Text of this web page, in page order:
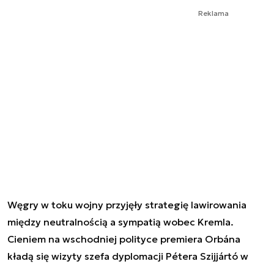
Reklama
Węgry w toku wojny przyjęły strategię lawirowania
między neutralnością a sympatią wobec Kremla.
Cieniem na wschodniej polityce premiera Orbána
kładą się wizyty szefa dyplomacji Pétera Szijjártó w